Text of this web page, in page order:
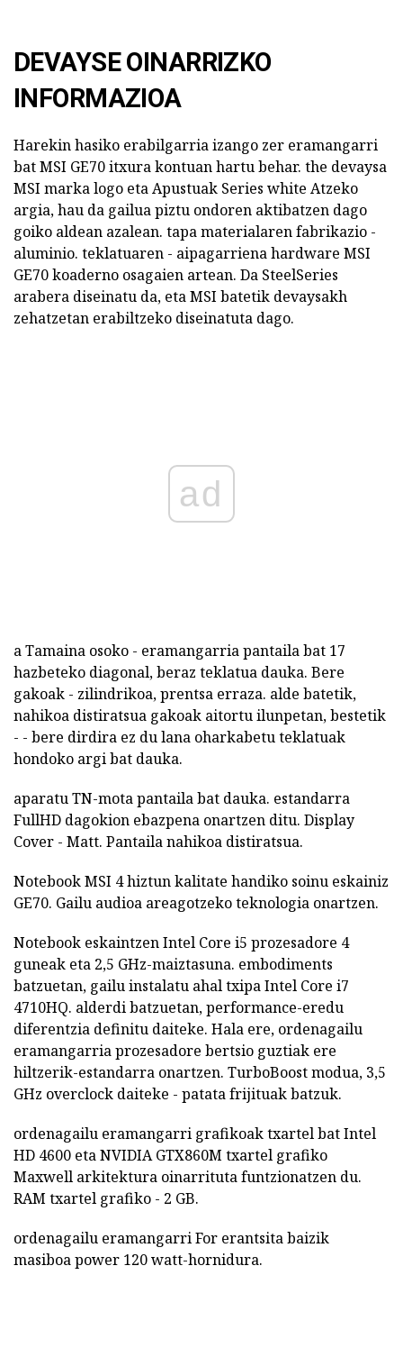
DEVAYSE OINARRIZKO
INFORMAZIOA
Harekin hasiko erabilgarria izango zer eramangarri
bat MSI GE70 itxura kontuan hartu behar. the devaysa
MSI marka logo eta Apustuak Series white Atzeko
argia, hau da gailua piztu ondoren aktibatzen dago
goiko aldean azalean. tapa materialaren fabrikazio -
aluminio. teklatuaren - aipagarriena hardware MSI
GE70 koaderno osagaien artean. Da SteelSeries
arabera diseinatu da, eta MSI batetik devaysakh
zehatzetan erabiltzeko diseinatuta dago.
ad
a Tamaina osoko - eramangarria pantaila bat 17
hazbeteko diagonal, beraz teklatua dauka. Bere
gakoak - zilindrikoa, prentsa erraza. alde batetik,
nahikoa distiratsua gakoak aitortu ilunpetan, bestetik
- - bere dirdira ez du lana oharkabetu teklatuak
hondoko argi bat dauka.
aparatu TN-mota pantaila bat dauka. estandarra
FullHD dagokion ebazpena onartzen ditu. Display
Cover - Matt. Pantaila nahikoa distiratsua.
Notebook MSI 4 hiztun kalitate handiko soinu eskainiz
GE70. Gailu audioa areagotzeko teknologia onartzen.
Notebook eskaintzen Intel Core i5 prozesadore 4
guneak eta 2,5 GHz-maiztasuna. embodiments
batzuetan, gailu instalatu ahal txipa Intel Core i7
4710HQ. alderdi batzuetan, performance-eredu
diferentzia definitu daiteke. Hala ere, ordenagailu
eramangarria prozesadore bertsio guztiak ere
hiltzerik-estandarra onartzen. TurboBoost modua, 3,5
GHz overclock daiteke - patata frijituak batzuk.
ordenagailu eramangarri grafikoak txartel bat Intel
HD 4600 eta NVIDIA GTX860M txartel grafiko
Maxwell arkitektura oinarrituta funtzionatzen du.
RAM txartel grafiko - 2 GB.
ordenagailu eramangarri For erantsita baizik
masiboa power 120 watt-hornidura.